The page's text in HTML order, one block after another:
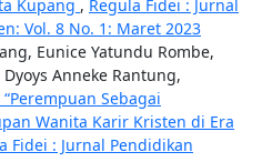
Kupang , Regula Fidei : Jurnal
Vol. 8 No. 1: Maret 2023
Eunice Yatundu Rombe,
Anneke Rantung,
Sebagai
Wanita Karir Kristen di Era
Fidei : Jurnal Pendidikan